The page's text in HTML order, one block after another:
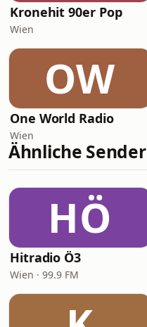
Kronehit 90er Pop
Wien
OW
One World Radio
Wien
Ähnliche Sender
HÖ
Hitradio Ö3
Wien · 99.9 FM